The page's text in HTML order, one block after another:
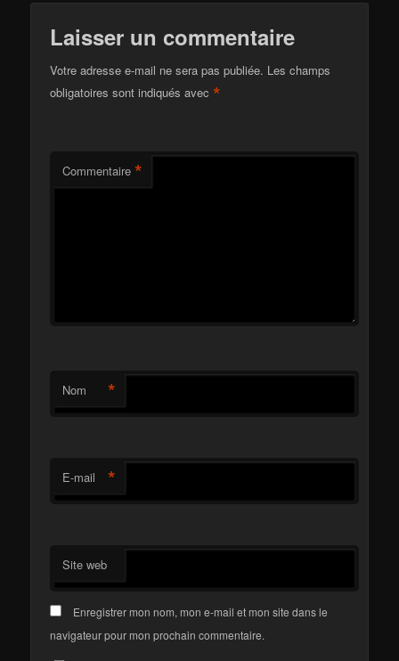
Laisser un commentaire
Votre adresse e-mail ne sera pas publiée. Les champs
obligatoires sont indiqués avec*
Commentaire *
Nom *
E-mail *
Site web
Enregistrer mon nom, mon e-mail et mon site dans le
navigateur pour mon prochain commentaire.